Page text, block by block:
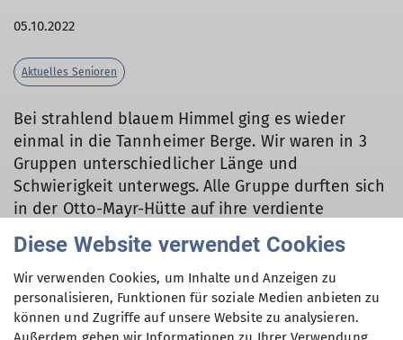
05.10.2022
Aktuelles Senioren
Bei strahlend blauem Himmel ging es wieder
einmal in die Tannheimer Berge. Wir waren in 3
Gruppen unterschiedlicher Länge und
Schwierigkeit unterwegs. Alle Gruppe durften sich
in der Otto-Mayr-Hütte auf ihre verdiente
Mittagsrast freuen. Am Nachmittag durften wir nur
bergab gehen, allerdings 700 Hm und 7 Km bis zur
Bus. Nach einer kleinen Stärkung im Gasthaus
Bärenfalle traten wir mit vielen positiven
Eindrücken die Heimreise an.
Diese Website verwendet Cookies
Wir verwenden Cookies, um Inhalte und Anzeigen zu
personalisieren, Funktionen für soziale Medien anbieten zu
können und Zugriffe auf unsere Website zu analysieren.